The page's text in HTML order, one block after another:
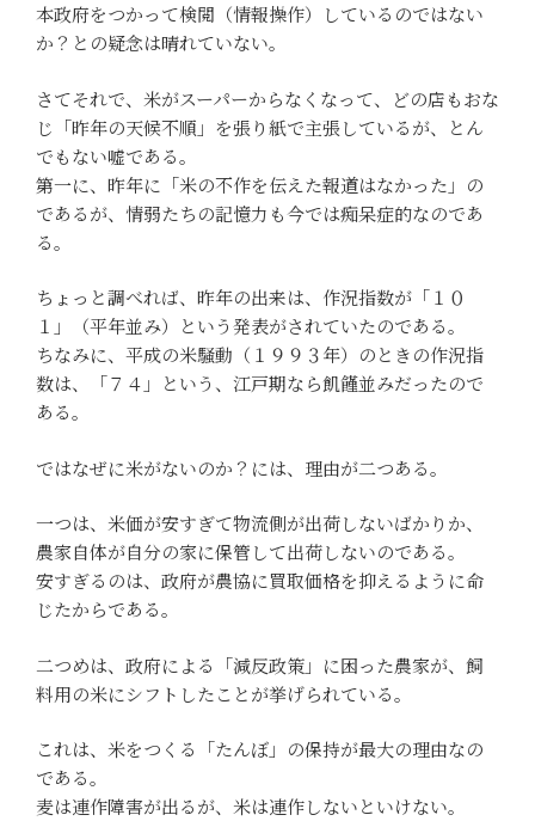
本政府をつかって検閲（情報操作）しているのではない
か？との疑念は晴れていない。
さてそれで、米がスーパーからなくなって、どの店もおな
じ「昨年の天候不順」を張り紙で主張しているが、とん
でもない嘘である。
第一に、昨年に「米の不作を伝えた報道はなかった」の
であるが、情弱たちの記憶力も今では痴呆症的なのであ
る。
ちょっと調べれば、昨年の出来は、作況指数が「１０
１」（平年並み）という発表がされていたのである。
ちなみに、平成の米騒動（１９９３年）のときの作況指
数は、「７４」という、江戸期なら飢饉並みだったので
ある。
ではなぜに米がないのか？には、理由が二つある。
一つは、米価が安すぎて物流側が出荷しないばかりか、
農家自体が自分の家に保管して出荷しないのである。
安すぎるのは、政府が農協に買取価格を抑えるように命
じたからである。
二つめは、政府による「減反政策」に困った農家が、飼
料用の米にシフトしたことが挙げられている。
これは、米をつくる「たんぼ」の保持が最大の理由なの
である。
麦は連作障害が出るが、米は連作しないといけない。